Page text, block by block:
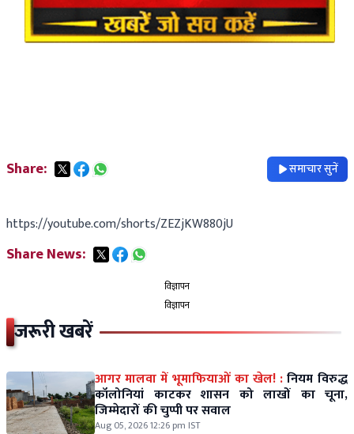
Share: समाचार सुनें
https://youtube.com/shorts/ZEZjKW880jU
Share News:
विज्ञापन
विज्ञापन
जरूरी खबरें
आगर मालवा में भूमाफियाओं का खेल! :नियम विरुद्ध
कॉलोनियां काटकर शासन को लाखों का चूना,
जिम्मेदारों की चुप्पी पर सवाल
Aug 05, 2026 12:26 pm IST